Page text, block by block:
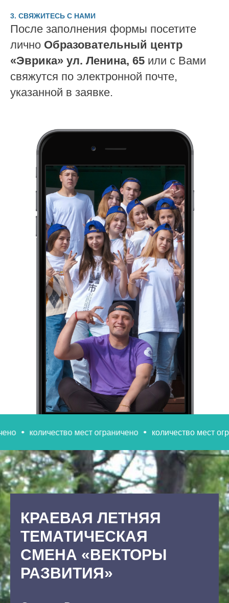
3. СВЯЖИТЕСЬ С НАМИ
После заполнения формы посетите
лично Образовательный центр
«Эврика» ул. Ленина, 65 или с Вами
свяжутся по электронной почте,
указанной в заявке.
количество мест ограничено количество мест
КРАЕВАЯ ЛЕТНЯЯ
ТЕМАТИЧЕСКАЯ
СМЕНА «ВЕКТОРЫ
РАЗВИТИЯ»